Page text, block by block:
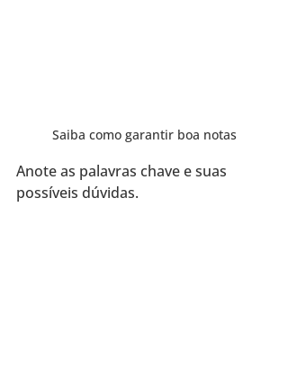
Saiba como garantir boa notas
Anote as palavras chave e suas
possíveis dúvidas.